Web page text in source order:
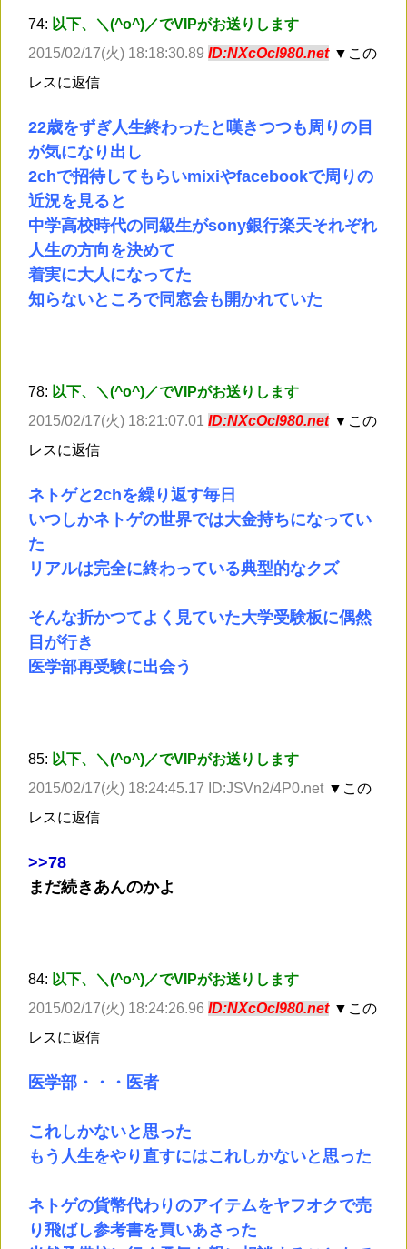
74: 以下、＼(^o^)／でVIPがお送りします
2015/02/17(火) 18:18:30.89 ID:NXcOcl980.net ▼この
レスに返信
22歳をずぎ人生終わったと嘆きつつも周りの目
が気になり出し
2chで招待してもらいmixiやfacebookで周りの
近況を見ると
中学高校時代の同級生がsony銀行楽天それぞれ
人生の方向を決めて
着実に大人になってた
知らないところで同窓会も開かれていた
78: 以下、＼(^o^)／でVIPがお送りします
2015/02/17(火) 18:21:07.01 ID:NXcOcl980.net ▼この
レスに返信
ネトゲと2chを繰り返す毎日
いつしかネトゲの世界では大金持ちになってい
た
リアルは完全に終わっている典型的なクズ
そんな折かつてよく見ていた大学受験板に偶然
目が行き
医学部再受験に出会う
85: 以下、＼(^o^)／でVIPがお送りします
2015/02/17(火) 18:24:45.17 ID:JSVn2/4P0.net ▼この
レスに返信
>>78
まだ続きあんのかよ
84: 以下、＼(^o^)／でVIPがお送りします
2015/02/17(火) 18:24:26.96 ID:NXcOcl980.net ▼この
レスに返信
医学部・・・医者
これしかないと思った
もう人生をやり直すにはこれしかないと思った
ネトゲの貨幣代わりのアイテムをヤフオクで売
り飛ばし参考書を買いあさった